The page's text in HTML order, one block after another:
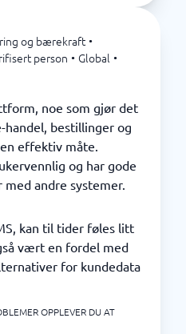
og bærekraft •
person • Global •
noe som gjør det
bestillinger og
effektiv måte.
og har gode
andre systemer.
kan til tider føles litt
vært en fordel med
for kundedata
OPPLEVER DU AT